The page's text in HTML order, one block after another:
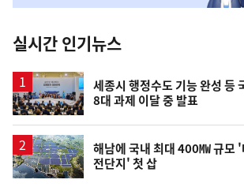
뉴
스
실시간 인기뉴스
세종시 행정수도 기능 완성 등
8대 과제 이달 중 발표
해남에 국내 최대 400㎿ 규모
전단지' 첫 삽